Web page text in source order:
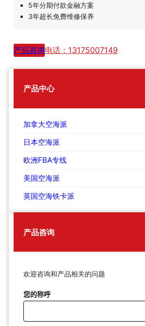
5年分期付款金融方案
3年超长免费维修保养
产品咨询电话：13175007149
产品中心
加拿大空海派
日本空海派
欧洲FBA专线
美国空海派
英国空海铁卡派
产品咨询
欢迎咨询和产品相关的问题
您的称呼